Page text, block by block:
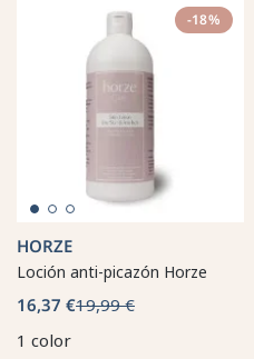
-18%
HORZE
Loción anti-picazón Horze
16,37 €19,99 €
1 color